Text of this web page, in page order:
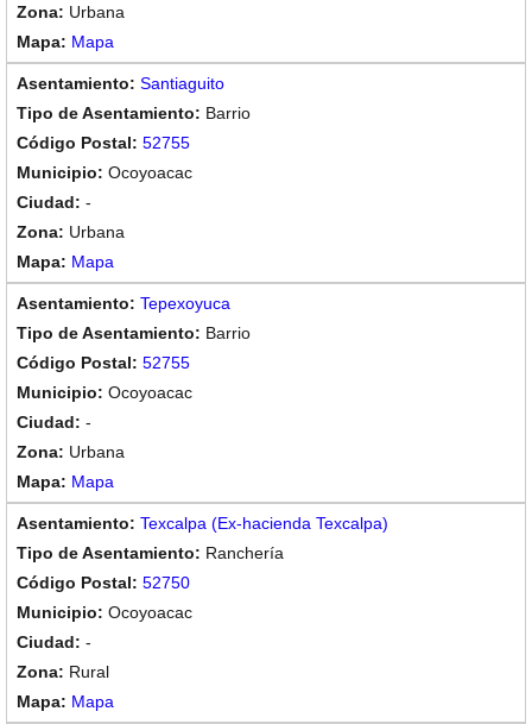
Urbana
Mapa
Santiaguito
Barrio
52755
Ocoyoacac
-
Urbana
Mapa
Tepexoyuca
Barrio
52755
Ocoyoacac
-
Urbana
Mapa
Texcalpa (Ex-hacienda Texcalpa)
Ranchería
52750
Ocoyoacac
-
Rural
Mapa